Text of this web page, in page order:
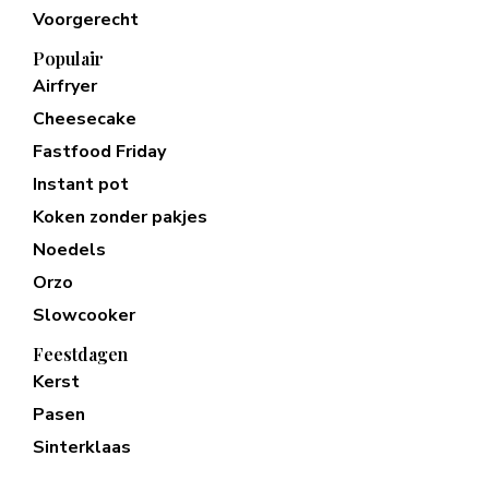
Voorgerecht
Populair
Airfryer
Cheesecake
Fastfood Friday
Instant pot
Koken zonder pakjes
Noedels
Orzo
Slowcooker
Feestdagen
Kerst
Pasen
Sinterklaas